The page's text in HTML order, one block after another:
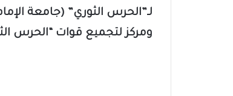
لـ”الحرس الثوري” (جامعة
ومركز لتجميع قوات “الحرس